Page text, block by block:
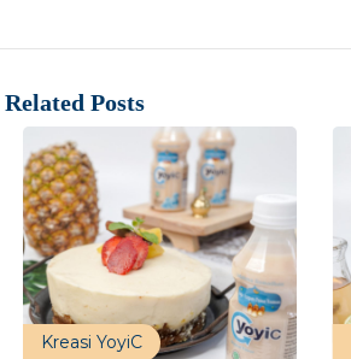
Related Posts
Kreasi YoyiC